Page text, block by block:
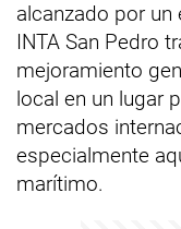
alcanzado por
INTA San Pedro
mejoramiento
local en un lugar
mercados
especialmente
marítimo.